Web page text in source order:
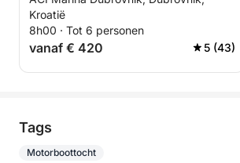
Kroatië
8h00 · Tot 6 personen
vanaf € 420 5 (43)
Tags
Motorboottocht